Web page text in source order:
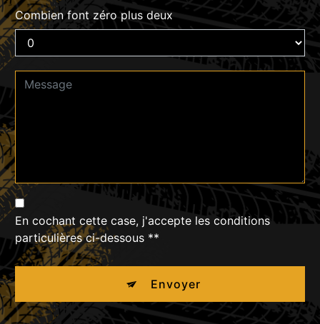
Combien font zéro plus deux
En cochant cette case, j'accepte les conditions
particulières ci-dessous **
Envoyer